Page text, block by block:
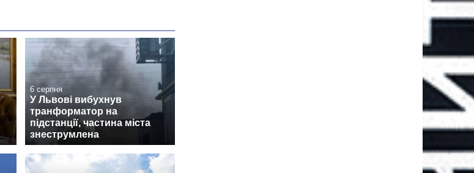
6 серпня
У Львові вибухнув
транформатор на
підстанції, частина міста
знеструмлена